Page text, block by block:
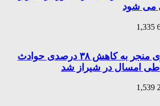
می شود
1,335
فرهنگ سازی منجر به کاهش ۳۸ درصدی حوادث
امسال در شیراز شد
2
1,539